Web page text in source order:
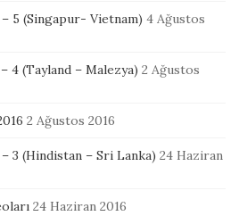
5 (Singapur- Vietnam) 4 Ağustos
4 (Tayland – Malezya) 2 Ağustos
2 Ağustos 2016
3 (Hindistan – Sri Lanka) 24 Haziran
24 Haziran 2016